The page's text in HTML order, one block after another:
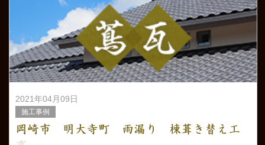
2021年04月09日
施工事例
岡崎市 明大寺町 雨漏り 棟葺き替え工